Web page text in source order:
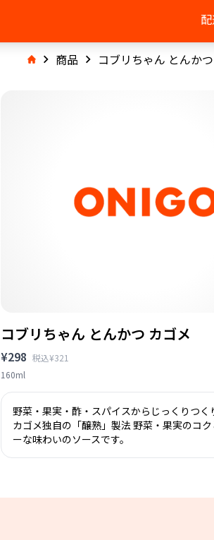
商品 コブリちゃん とんか
コブリちゃん とんかつ カゴメ
¥298 税込¥321
160ml
野菜・果実・酢・スパイスからじっくりつく
カゴメ独自の「醸熟」製法 野菜・果実のコ
ーな味わいのソースです。